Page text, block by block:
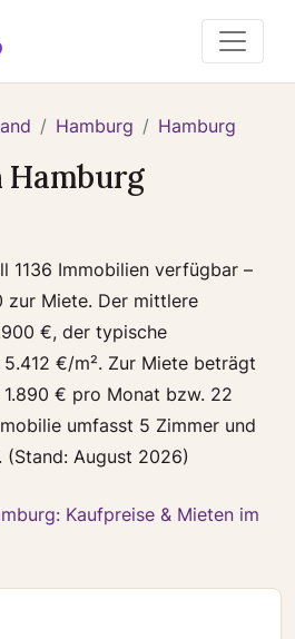
Hamburg Hamburg
Hamburg
1136 Immobilien verfügbar –
zur Miete. Der mittlere
€, der typische
€/m². Zur Miete beträgt
€ pro Monat bzw. 22
umfasst 5 Zimmer und
(Stand: August 2026)
Kaufpreise & Mieten im